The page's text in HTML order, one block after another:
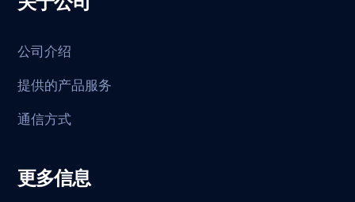
公司介绍
提供的产品服务
通信方式
更多信息